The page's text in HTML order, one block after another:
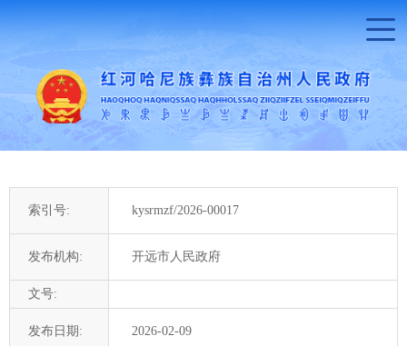
索引号: kysrmzf/2026-00017
发布机构: 开远市人民政府
文号:
发布日期: 2026-02-09